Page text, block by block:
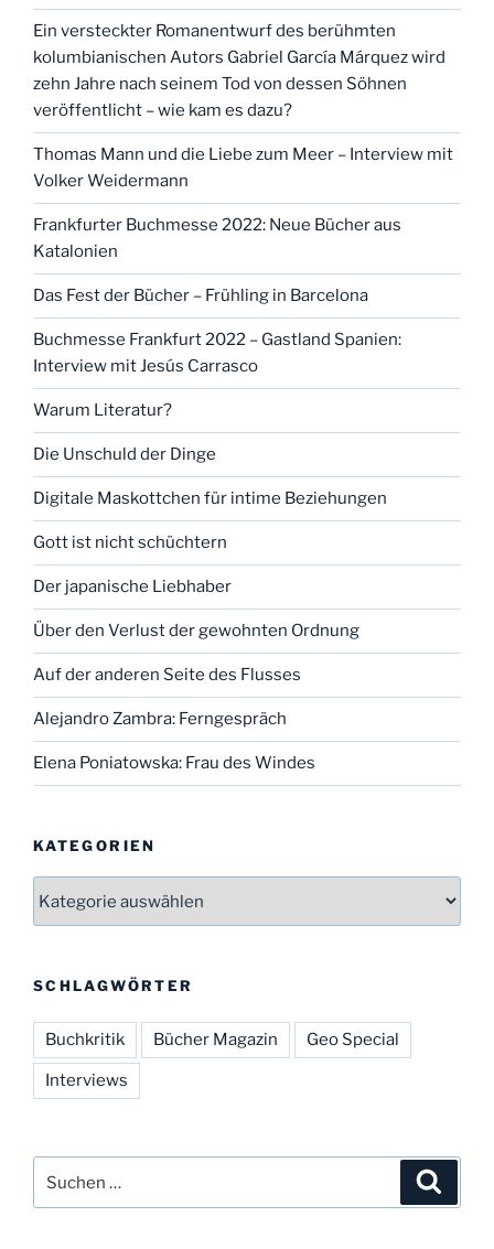
Ein versteckter Romanentwurf des berühmten
kolumbianischen Autors Gabriel García Márquez wird
zehn Jahre nach seinem Tod von dessen Söhnen
veröffentlicht – wie kam es dazu?
Thomas Mann und die Liebe zum Meer – Interview mit
Volker Weidermann
Frankfurter Buchmesse 2022: Neue Bücher aus
Katalonien
Das Fest der Bücher – Frühling in Barcelona
Buchmesse Frankfurt 2022 – Gastland Spanien:
Interview mit Jesús Carrasco
Warum Literatur?
Die Unschuld der Dinge
Digitale Maskottchen für intime Beziehungen
Gott ist nicht schüchtern
Der japanische Liebhaber
Über den Verlust der gewohnten Ordnung
Auf der anderen Seite des Flusses
Alejandro Zambra: Ferngespräch
Elena Poniatowska: Frau des Windes
KATEGORIEN
SCHLAGWÖRTER
Buchkritik Bücher Magazin Geo Special
Interviews
nach: